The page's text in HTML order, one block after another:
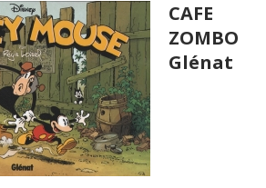
CAFE
ZOMBO
Glénat